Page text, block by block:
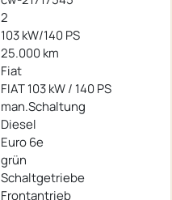
2
103 kW/140 PS
25.000 km
Fiat
FIAT 103 kW / 140 PS
man.Schaltung
Diesel
Euro 6e
grün
Schaltgetriebe
Frontantrieb